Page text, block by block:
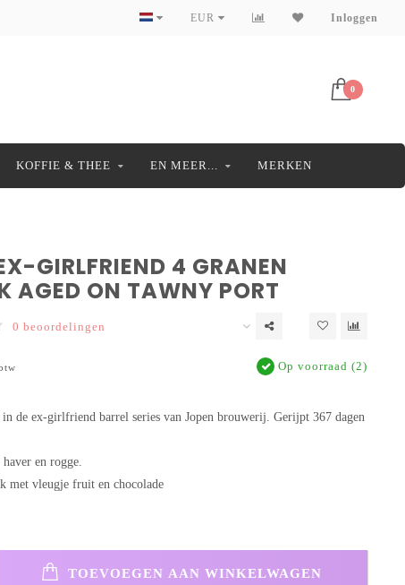
EUR Inloggen
0
KOFFIE & THEE EN MEER... MERKEN
GIRLFRIEND 4 GRANEN
AGED ON TAWNY PORT
0 beoordelingen
Op voorraad (2)
in de ex-girlfriend barrel series van Jopen brouwerij. Gerijpt 367 dagen
en rogge.
met vleugje fruit en chocolade
TOEVOEGEN AAN WINKELWAGEN